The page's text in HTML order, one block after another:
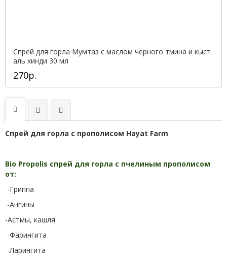
Спрей для горла Мумтаз с маслом черного тмина и кыст
аль хинди 30 мл
270р.
Спрей для горла с прополисом Hayat Farm
Bio Propolis спрей для горла с пчелиным прополисом
от:
-Гриппа
-Ангины
-Астмы, кашля
-Фарингита
-Ларингита